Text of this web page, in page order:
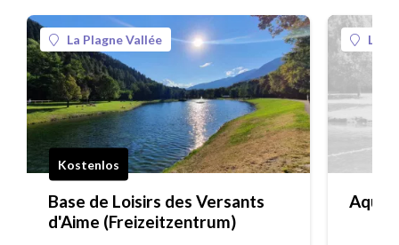
La Plagne Vallée
Kostenlos
Base de Loisirs des Versants
d'Aime (Freizeitzentrum)
La